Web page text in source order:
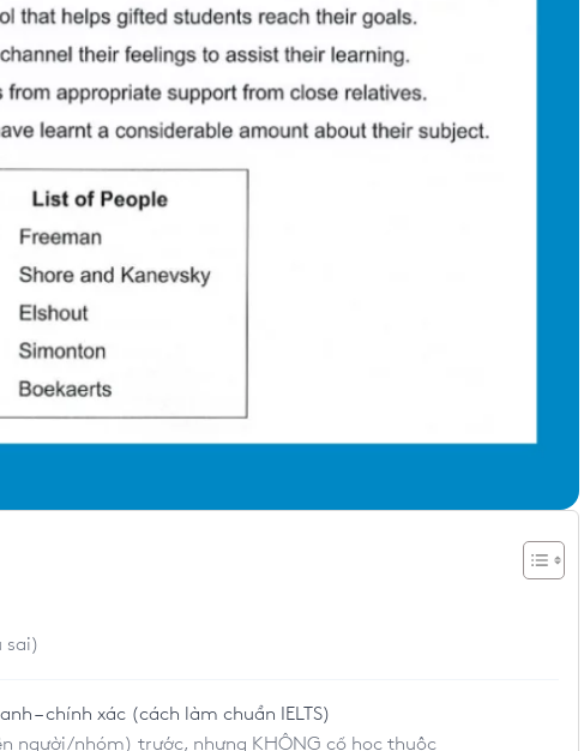
sai)
– chính xác (cách làm chuẩn IELTS)
người/nhóm) trước, nhưng KHÔNG cố học thuộc